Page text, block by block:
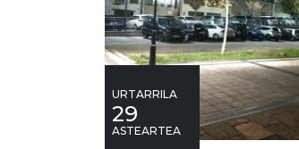
URTARRILA
29
ASTEARTEA